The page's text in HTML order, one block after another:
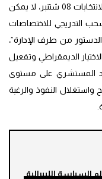
وخلصت الوثيقة إلى أن المخرجات “المشوهة لانتخابات 08 شتنبر، لا يمكن
التدريجي للاختصاصات
الدستور من طرف الإدارة”،
الديمقراطي وتفعيل
المستشري على مستوى
واستغلال النفوذ والرغبة
السياسة الليبرالية